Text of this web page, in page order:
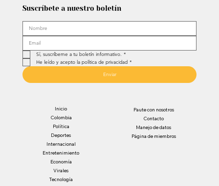
Suscríbete a nuestro boletín
Sí, suscríbeme a tu boletín informativo. *
He leído y acepto la política de privacidad *
Enviar
Inicio
Colombia
Política
Deportes
Internacional
Entretenimiento
Economía
Virales
Tecnología
Paute con nosotros
Contacto
Manejo de datos
Página de miembros